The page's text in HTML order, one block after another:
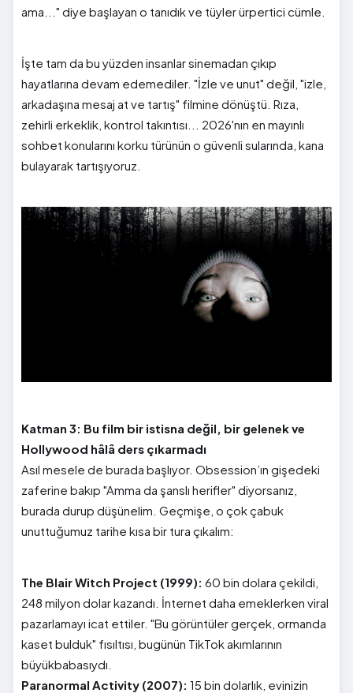
ama..." diye başlayan o tanıdık ve tüyler ürpertici cümle.
İşte tam da bu yüzden insanlar sinemadan çıkıp
hayatlarına devam edemediler. "İzle ve unut" değil, "izle,
arkadaşına mesaj at ve tartış" filmine dönüştü. Rıza,
zehirli erkeklik, kontrol takıntısı... 2026'nın en mayınlı
sohbet konularını korku türünün o güvenli sularında, kana
bulayarak tartışıyoruz.
Katman 3: Bu film bir istisna değil, bir gelenek ve
Hollywood hâlâ ders çıkarmadı
Asıl mesele de burada başlıyor. Obsession’ın gişedeki
zaferine bakıp "Amma da şanslı herifler" diyorsanız,
burada durup düşünelim. Geçmişe, o çok çabuk
unuttuğumuz tarihe kısa bir tura çıkalım:
The Blair Witch Project (1999): 60 bin dolara çekildi,
248 milyon dolar kazandı. İnternet daha emeklerken viral
pazarlamayı icat ettiler. "Bu görüntüler gerçek, ormanda
kaset bulduk" fısıltısı, bugünün TikTok akımlarının
büyükbabasıydı.
Paranormal Activity (2007): 15 bin dolarlık, evinizin